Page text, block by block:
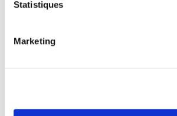
Statistiques
Marketing